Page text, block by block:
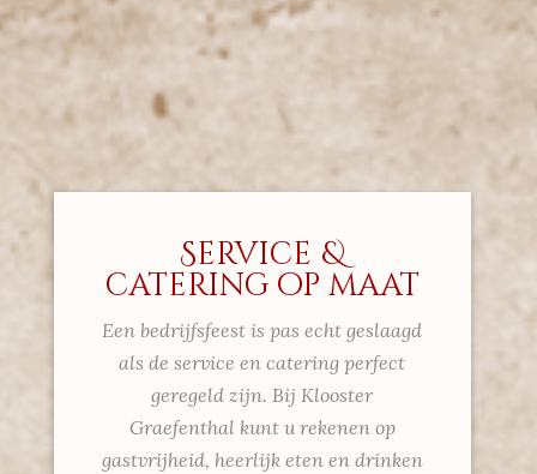
Service &
catering op maat
Een bedrijfsfeest is pas echt geslaagd
als de service en catering perfect
geregeld zijn. Bij Klooster
Graefenthal kunt u rekenen op
gastvrijheid, heerlijk eten en drinken